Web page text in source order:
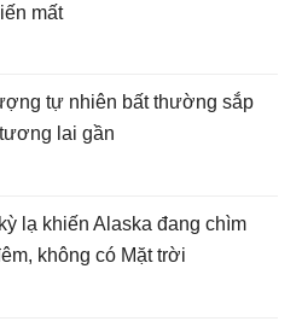
mất
tự nhiên bất thường sắp
lai gần
lạ khiến Alaska đang chìm
không có Mặt trời